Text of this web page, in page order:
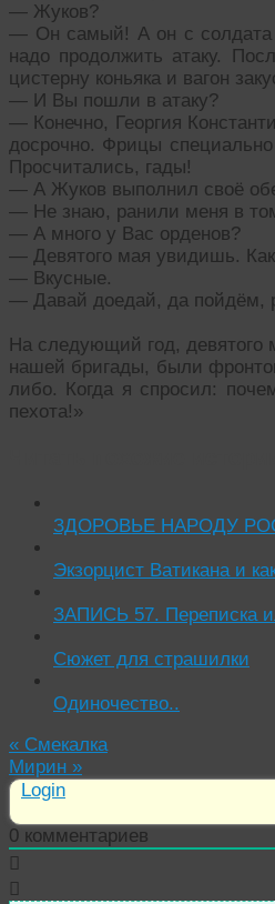
— Жуков?
— Он самый! А он с солдата
надо продолжить атаку.
цистерну коньяка и вагон
— И Вы пошли в атаку?
— Конечно, Георгия
досрочно. Фрицы
Просчитались, гады!
— А Жуков выполнил своё
— Не знаю, ранили меня в
— А много у Вас орденов?
— Девятого мая увидишь. Как
— Вкусные.
— Давай доедай, да пойдём,
На следующий год, девятого
нашей бригады, были
либо. Когда я спросил:
пехота!»
ЗДОРОВЬЕ НАРОДУ
Экзорцист Ватикана и
ЗАПИСЬ 57. Переписка
Сюжет для страшилки
Одиночество..
« Смекалка
Мирин »
Login
0 комментариев